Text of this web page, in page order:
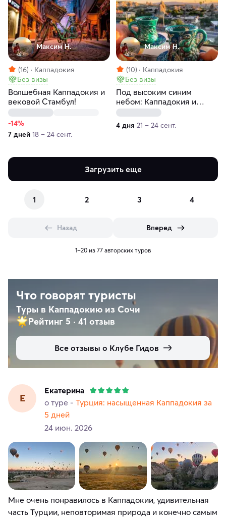
Максим H.
(16)
Каппадокия
Без визы
Волшебная Каппадокия и
вековой Стамбул!
-14%
7 дней 18 – 24 сент.
Максим H.
(10)
Каппадокия
Без визы
Под высоким синим
небом: Каппадокия и
окрестности!
4 дня 21 – 24 сент.
Загрузить еще
1 2 3 4
Назад Вперед
1–20 из 77 авторских туров
Что говорят туристы
Туры в Каппадокию из Сочи
Рейтинг 5 · 41 отзыв
Все отзывы о Клубе Гидов
Е
Екатерина
о туре - Турция: насыщенная Каппадокия за
5 дней
24 июн. 2026
Мне очень понравилось в Каппадокии, удивительная
часть Турции, неповторимая природа и конечно самым